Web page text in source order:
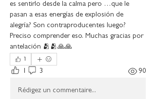
es sentirlo desde la calma pero …que le
pasan a esas energías de explosión de
alegría? Son contraproducentes luego?
Preciso comprender eso. Muchas gracias por
antelación 🫂🫂🙏🙏
1
1 3 90
Rédigez un commentaire...